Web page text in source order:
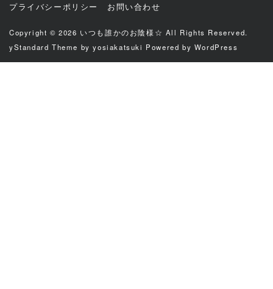
プライバシーポリシー
お問い合わせ
Copyright © 2026 いつも誰かのお陰様☆ All Rights Reserved.
yStandard Theme byyosiakatsuki Powered by WordPress